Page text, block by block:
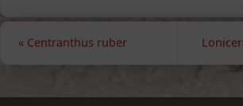
«Centranthus ruber